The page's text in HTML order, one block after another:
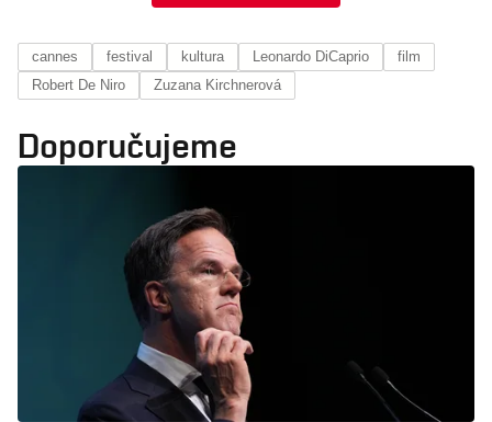
cannes festival kultura Leonardo DiCaprio
film
Robert De Niro
Zuzana Kirchnerová
Doporučujeme